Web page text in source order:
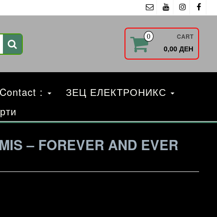
0 CART
0,00 ДЕН
:
ЗЕЦ ЕЛЕКТРОНИКС
– FOREVER AND EVER